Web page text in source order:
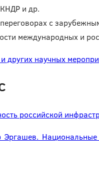
и др.
с
международных и
других научных
российской
Эргашев.